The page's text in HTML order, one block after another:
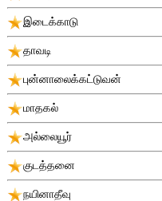
இடைக்காடு
தாவடி
புன்னாலைக்கட்டுவன்
மாதகல்
அல்லையூர்
குடத்தனை
நயினாதீவு